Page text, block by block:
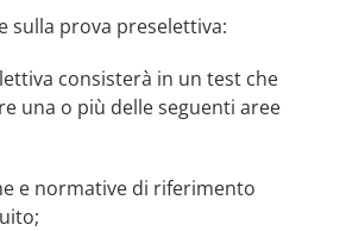
sulla prova preselettiva:
consisterà in un test che
una o più delle seguenti aree
e normative di riferimento